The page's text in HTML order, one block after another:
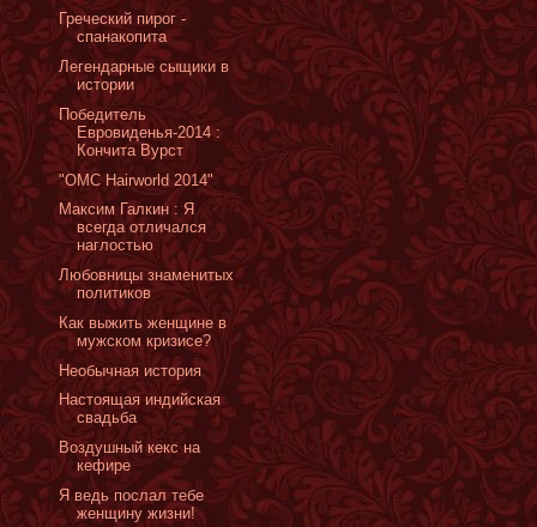
Греческий пирог -
спанакопита
Легендарные сыщики в
истории
Победитель
Евровиденья-2014 :
Кончита Вурст
"OMC Hairworld 2014"
Максим Галкин : Я
всегда отличался
наглостью
Любовницы знаменитых
политиков
Как выжить женщине в
мужском кризисе?
Необычная история
Настоящая индийская
свадьба
Воздушный кекс на
кефире
Я ведь послал тебе
женщину жизни!